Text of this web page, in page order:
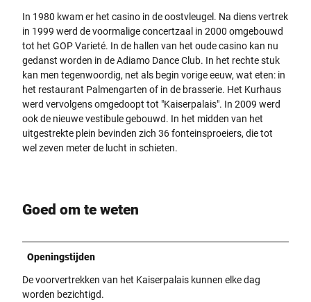
In 1980 kwam er het casino in de oostvleugel. Na diens vertrek
in 1999 werd de voormalige concertzaal in 2000 omgebouwd
tot het GOP Varieté. In de hallen van het oude casino kan nu
gedanst worden in de Adiamo Dance Club. In het rechte stuk
kan men tegenwoordig, net als begin vorige eeuw, wat eten: in
het restaurant Palmengarten of in de brasserie. Het Kurhaus
werd vervolgens omgedoopt tot "Kaiserpalais". In 2009 werd
ook de nieuwe vestibule gebouwd. In het midden van het
uitgestrekte plein bevinden zich 36 fonteinsproeiers, die tot
wel zeven meter de lucht in schieten.
Goed om te weten
Openingstijden
De voorvertrekken van het Kaiserpalais kunnen elke dag
worden bezichtigd.